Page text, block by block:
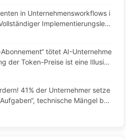
in Unternehmensworkflows i
Implementierungsleitf
KI lernen 166
tötet AI-Unternehme
der Token-Preise ist eine Illusio
teure an AI ist deine Gier – Lan
41% der Unternehmer setze
technische Mängel bel
– langsam AI lernen163